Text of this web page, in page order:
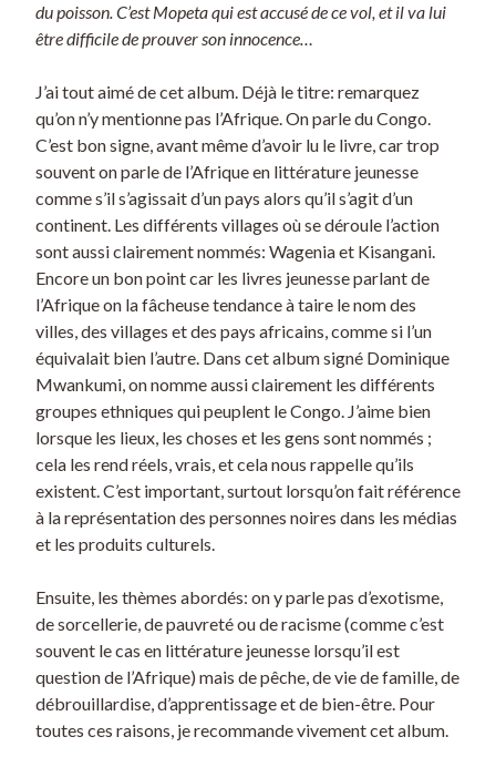
du poisson. C’est Mopeta qui est accusé de ce vol, et il va lui
être difficile de prouver son innocence…
J’ai tout aimé de cet album. Déjà le titre: remarquez
qu’on n’y mentionne pas l’Afrique. On parle du Congo.
C’est bon signe, avant même d’avoir lu le livre, car trop
souvent on parle de l’Afrique en littérature jeunesse
comme s’il s’agissait d’un pays alors qu’il s’agit d’un
continent. Les différents villages où se déroule l’action
sont aussi clairement nommés: Wagenia et Kisangani.
Encore un bon point car les livres jeunesse parlant de
l’Afrique on la fâcheuse tendance à taire le nom des
villes, des villages et des pays africains, comme si l’un
équivalait bien l’autre. Dans cet album signé Dominique
Mwankumi, on nomme aussi clairement les différents
groupes ethniques qui peuplent le Congo. J’aime bien
lorsque les lieux, les choses et les gens sont nommés ;
cela les rend réels, vrais, et cela nous rappelle qu’ils
existent. C’est important, surtout lorsqu’on fait référence
à la représentation des personnes noires dans les médias
et les produits culturels.
Ensuite, les thèmes abordés: on y parle pas d’exotisme,
de sorcellerie, de pauvreté ou de racisme (comme c’est
souvent le cas en littérature jeunesse lorsqu’il est
question de l’Afrique) mais de pêche, de vie de famille, de
débrouillardise, d’apprentissage et de bien-être. Pour
toutes ces raisons, je recommande vivement cet album.